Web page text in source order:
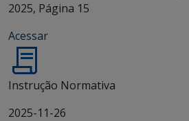
2025, Página 15
Acessar
Instrução Normativa
2025-11-26